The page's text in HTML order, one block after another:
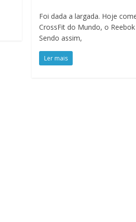
Foi dada a largada. Hoje
CrossFit do Mundo, o
Sendo assim,
Ler mais